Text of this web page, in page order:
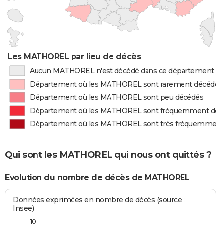
Les MATHOREL par lieu de décès
Aucun MATHOREL n'est décédé dans ce département
Département où les MATHOREL sont rarement
Département où les MATHOREL sont peu décédés
Département où les MATHOREL sont fréquemment
Département où les MATHOREL sont très
Qui sont les MATHOREL qui nous ont quittés ?
Evolution du nombre de décès de MATHOREL
Données exprimées en nombre de décès (source :
Insee)
10